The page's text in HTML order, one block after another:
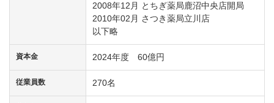
2008年12月 とちぎ薬局鹿沼中央店開局
2010年02月 さつき薬局立川店
以下略
資本金 2024年度 60億円
従業員数 270名